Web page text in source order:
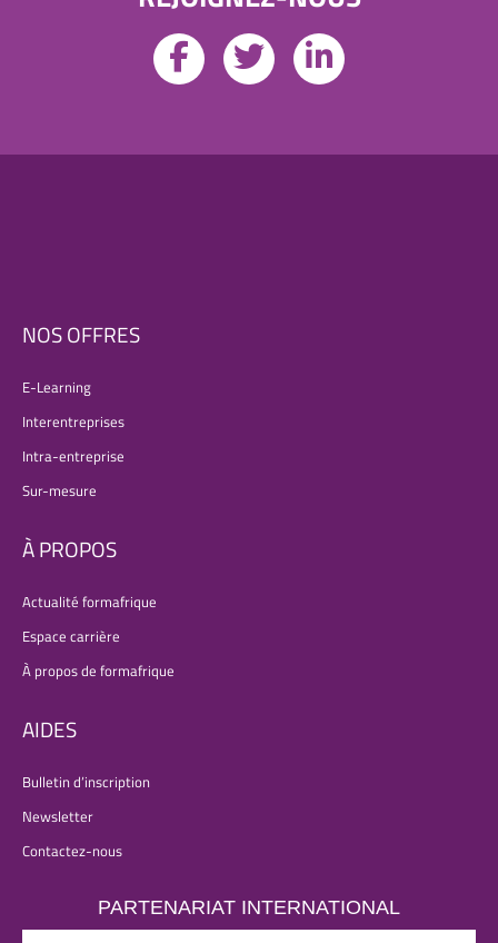
NOS OFFRES
E-Learning
Interentreprises
Intra-entreprise
Sur-mesure
À PROPOS
Actualité formafrique
Espace carrière
À propos de formafrique
AIDES
Bulletin d’inscription
Newsletter
Contactez-nous
PARTENARIAT INTERNATIONAL